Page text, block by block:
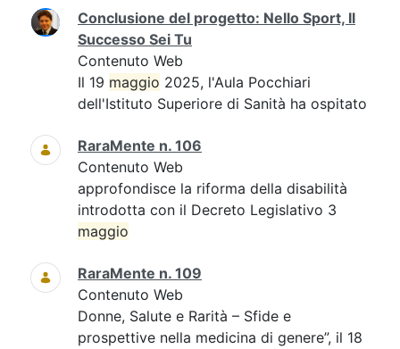
Conclusione del progetto: Nello Sport, Il
Successo Sei Tu
Contenuto Web
Il 19 maggio 2025, l'Aula Pocchiari
dell'Istituto Superiore di Sanità ha ospitato
RaraMente n. 106
Contenuto Web
approfondisce la riforma della disabilità
introdotta con il Decreto Legislativo 3
maggio
RaraMente n. 109
Contenuto Web
Donne, Salute e Rarità – Sfide e
prospettive nella medicina di genere”, il 18